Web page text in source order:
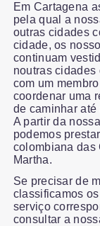
Em Cartagena
pela qual a
outras cidades
cidade, os
continuam
noutras cidades
com um
coordenar uma
de caminhar
A partir da
podemos
colombiana das
Martha.
Se precisar de
classificamos
serviço
consultar a